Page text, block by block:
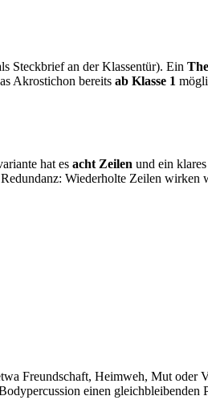
Steckbrief an der Klassentür). Ein
Akrostichon bereits ab Klasse 1
hat es acht Zeilen und ein
Wiederholte Zeilen wirken
Freundschaft, Heimweh, Mut oder
einen